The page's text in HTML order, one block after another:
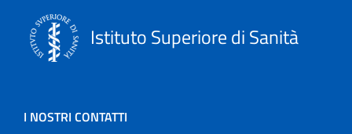
Istituto Superiore di Sanità
I NOSTRI CONTATTI